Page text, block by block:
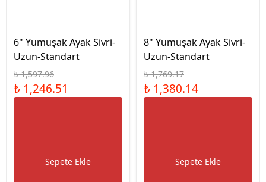
6" Yumuşak Ayak Sivri-
Uzun-Standart
₺ 1,597.96
₺ 1,246.51
Sepete Ekle
8" Yumuşak Ayak Sivri-
Uzun-Standart
₺ 1,769.17
₺ 1,380.14
Sepete Ekle